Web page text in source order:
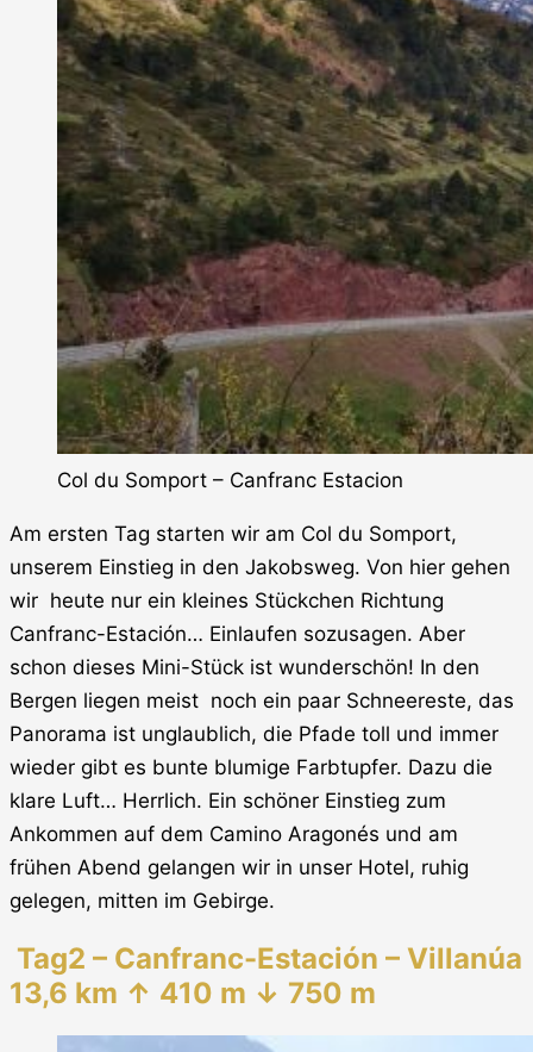
Col du Somport – Canfranc Estacion
Am ersten Tag starten wir am Col du Somport,
unserem Einstieg in den Jakobsweg. Von hier gehen
wir heute nur ein kleines Stückchen Richtung
Canfranc-Estación… Einlaufen sozusagen. Aber
schon dieses Mini-Stück ist wunderschön! In den
Bergen liegen meist noch ein paar Schneereste, das
Panorama ist unglaublich, die Pfade toll und immer
wieder gibt es bunte blumige Farbtupfer. Dazu die
klare Luft… Herrlich. Ein schöner Einstieg zum
Ankommen auf dem Camino Aragonés und am
frühen Abend gelangen wir in unser Hotel, ruhig
gelegen, mitten im Gebirge.
Tag2 – Canfranc-Estación – Villanúa
13,6 km ↑ 410 m ↓ 750 m